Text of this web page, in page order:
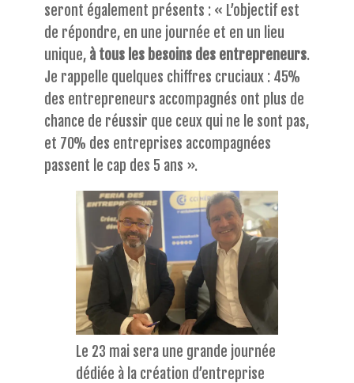
seront également présents : « L’objectif est
de répondre, en une journée et en un lieu
unique, à tous les besoins des entrepreneurs.
Je rappelle quelques chiffres cruciaux : 45%
des entrepreneurs accompagnés ont plus de
chance de réussir que ceux qui ne le sont pas,
et 70% des entreprises accompagnées
passent le cap des 5 ans ».
Le 23 mai sera une grande journée
dédiée à la création d’entreprise